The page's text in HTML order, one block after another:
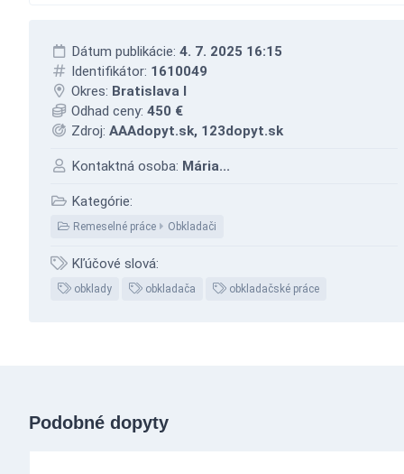
Dátum publikácie: 4. 7. 2025 16:15
Identifikátor: 1610049
Okres: Bratislava I
Odhad ceny: 450 €
Zdroj: AAAdopyt.sk, 123dopyt.sk
Kontaktná osoba: Mária...
Kategórie:
Remeselné práce Obkladači
Kľúčové slová:
obklady obkladača obkladačské práce
Podobné dopyty